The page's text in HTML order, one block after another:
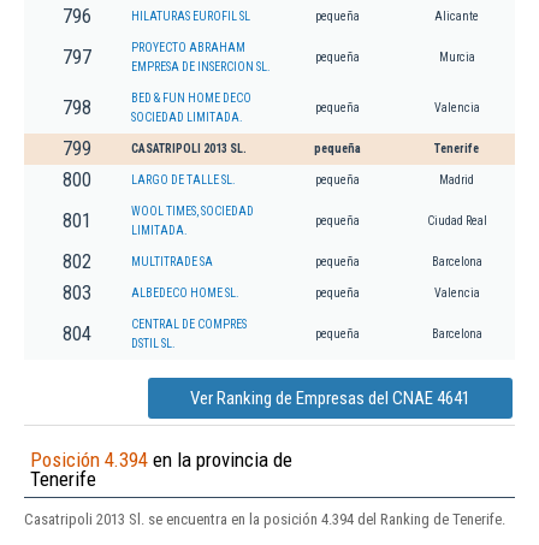
796 HILATURAS EUROFIL SL pequeña Alicante
797
PROYECTO ABRAHAM
EMPRESA DE INSERCION SL.
pequeña Murcia
798
BED & FUN HOME DECO
SOCIEDAD LIMITADA.
pequeña Valencia
799 CASATRIPOLI 2013 SL. pequeña Tenerife
800 LARGO DE TALLE SL. pequeña Madrid
801
WOOL TIMES, SOCIEDAD
LIMITADA.
pequeña Ciudad Real
802 MULTITRADE SA pequeña Barcelona
803 ALBEDECO HOME SL. pequeña Valencia
804
CENTRAL DE COMPRES
DSTIL SL.
pequeña Barcelona
Ver Ranking de Empresas del CNAE 4641
Posición 4.394 en la provincia de
Tenerife
Casatripoli 2013 Sl. se encuentra en la posición 4.394 del Ranking de Tenerife.